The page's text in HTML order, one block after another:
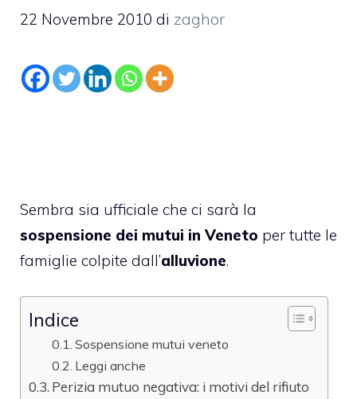
22 Novembre 2010 di zaghor
Sembra sia ufficiale che ci sarà la
sospensione dei mutui in Veneto per tutte le
famiglie colpite dall’alluvione.
Indice
Sospensione mutui veneto
Leggi anche
Perizia mutuo negativa: i motivi del rifiuto